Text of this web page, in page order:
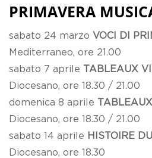
PRIMAVERA
sabato 24 marzo VOCI DI
Mediterraneo, ore 21.00
sabato 7 aprile TABLEAUX
Diocesano, ore 18.30 / 21.00
domenica 8 aprile
Diocesano, ore 18.30 / 21.00
sabato 14 aprile HISTOIRE
Diocesano, ore 18.30